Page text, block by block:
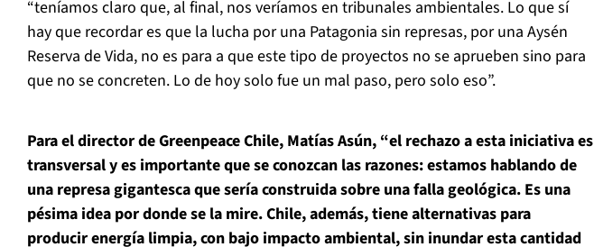
“teníamos claro que, al final, nos veríamos en tribunales ambientales. Lo que sí
hay que recordar es que la lucha por una Patagonia sin represas, por una Aysén
Reserva de Vida, no es para a que este tipo de proyectos no se aprueben sino para
que no se concreten. Lo de hoy solo fue un mal paso, pero solo eso”.
Para el director de Greenpeace Chile, Matías Asún, “el rechazo a esta iniciativa es
transversal y es importante que se conozcan las razones: estamos hablando de
una represa gigantesca que sería construida sobre una falla geológica. Es una
pésima idea por donde se la mire. Chile, además, tiene alternativas para
producir energía limpia, con bajo impacto ambiental, sin inundar esta cantidad